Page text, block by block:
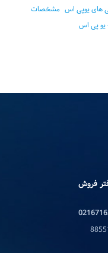
های یوپی اس مشخصات
یو پی اس
فروش